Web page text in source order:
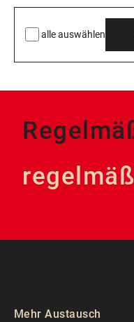
alle auswählen
Mehr Austausch